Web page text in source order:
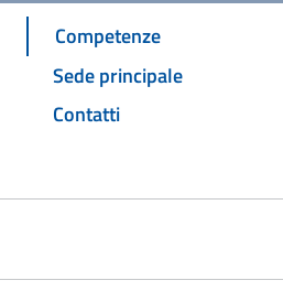
Competenze
Sede principale
Contatti